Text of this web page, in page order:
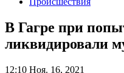
В Гагре при
ликвидировали
12:10 Ноя. 16, 2021